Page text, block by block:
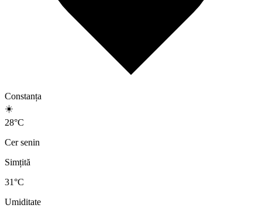
Constanța
☀️
28°C
Cer senin
Simțită
31°C
Umiditate